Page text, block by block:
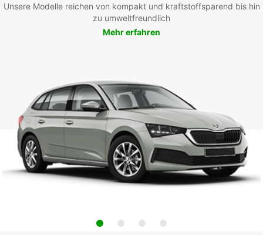
Unsere Modelle reichen von kompakt und kraftstoffsparend bis hin
zu umweltfreundlich
Mehr erfahren